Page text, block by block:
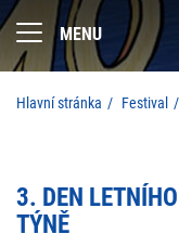
MENU
Hlavní stránka Festival
3. DEN
TÝNĚ